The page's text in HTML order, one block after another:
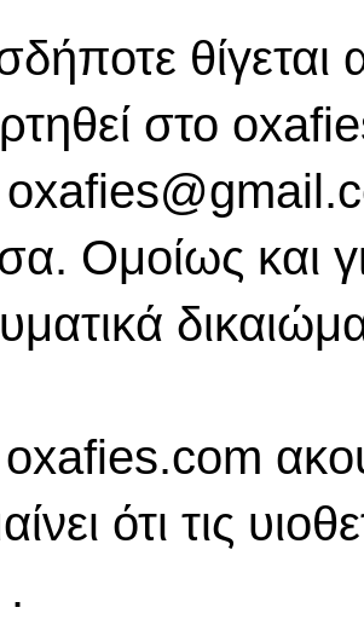
στο
Ομοίως και
ότι τις